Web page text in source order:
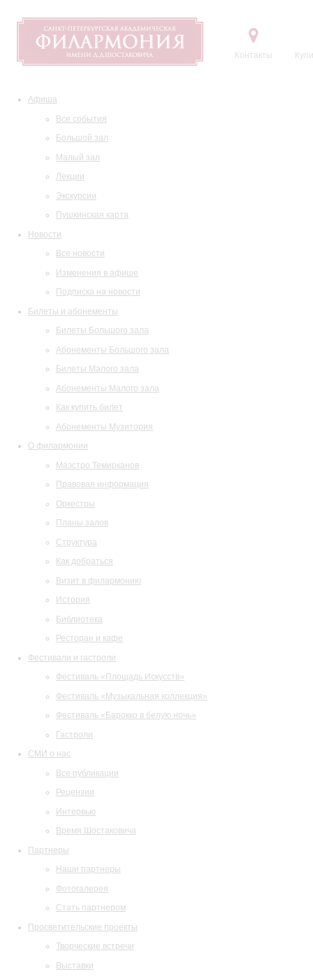
Контакты
Афиша
Все события
Большой зал
Малый зал
Лекции
Экскурсии
Пушкинская карта
Новости
Все новости
Изменения в афише
Подписка на новости
Билеты и абонементы
Билеты Большого зала
Абонементы Большого зала
Билеты Малого зала
Абонементы Малого зала
Как купить билет
Абонементы Музитория
О филармонии
Маэстро Темирканов
Правовая информация
Оркестры
Планы залов
Структура
Как добраться
Визит в филармонию
История
Библиотека
Ресторан и кафе
Фестивали и гастроли
Фестиваль «Площадь Искусств»
Фестиваль «Музыкальная коллекция»
Фестиваль «Барокко в белую ночь»
Гастроли
СМИ о нас
Все публикации
Рецензии
Интервью
Время Шостаковича
Партнеры
Наши партнеры
Фотогалерея
Стать партнером
Просветительские проекты
Творческие встречи
Выставки